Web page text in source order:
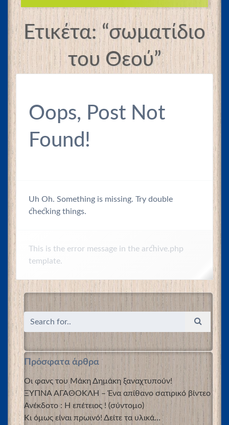
Ετικέτα:“σωματίδιο
του Θεού”
Oops, Post Not
Found!
Uh Oh. Something is missing. Try double
checking things.
This is the error message in the archive.php
template.
Πρόσφατα άρθρα
Οι φανς του Μάκη Δημάκη ξαναχτυπούν!
ΞΥΠΝΑ ΑΓΑΘΟΚΛΗ – Ένα απίθανο σατιρικό βίντεο
Ανέκδοτο : Η επέτειος ! (σύντομο)
Κι όμως είναι πρωινό! Δείτε τα υλικά…